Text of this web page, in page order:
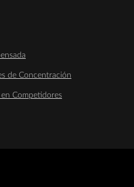
de Concentración
Competidores